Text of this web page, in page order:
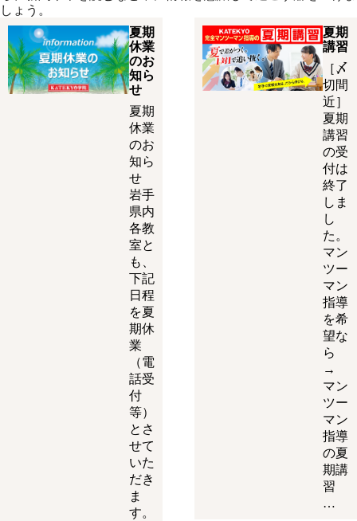
しょう。
夏期
休業
のお
知ら
せ
夏期
休業
のお
知ら
せ
岩手
県内
各教
室と
も、
下記
日程
を夏
期休
業
（電
話受
付
等）
とさ
せて
いた
だき
ま
す。
夏期
講習
［〆
切間
近］
夏期
講習
の受
付は
終了
しま
し
た。
マン
ツー
マン
指導
を希
望な
ら
→
マン
ツー
マン
指導
の夏
期講
習
…